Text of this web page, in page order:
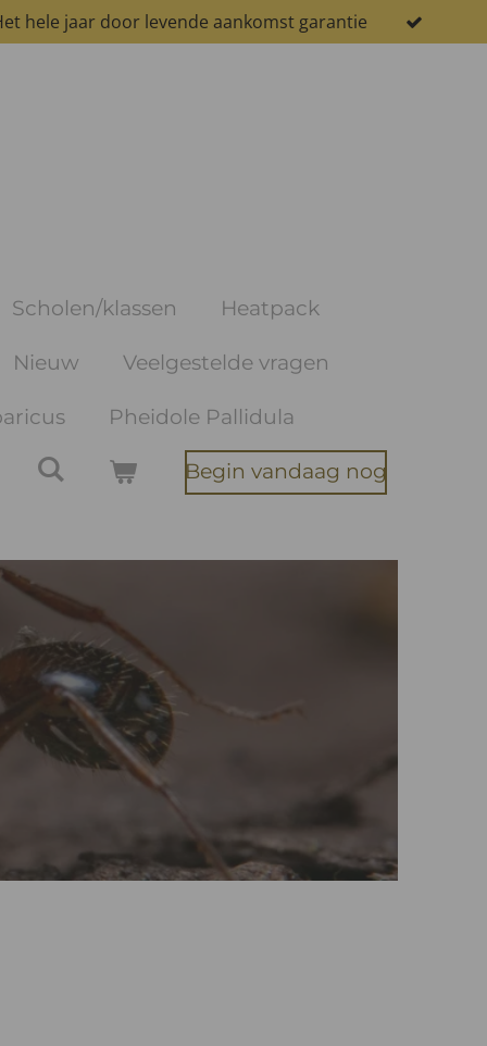
hele jaar door levende aankomst garantie
Scholen/klassen Heatpack
Nieuw Veelgestelde vragen
Pheidole Pallidula
Begin vandaag nog